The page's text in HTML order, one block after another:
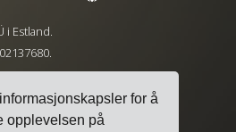
for å
opplevelsen på
i Estland.